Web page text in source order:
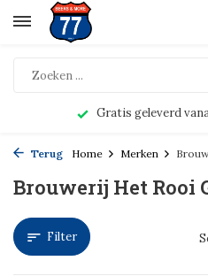
Gratis geleverd
Terug Home Merken
Brouwerij Het Rooi
Filter